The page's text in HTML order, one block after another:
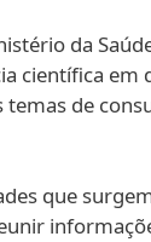
da
científica em
de
que